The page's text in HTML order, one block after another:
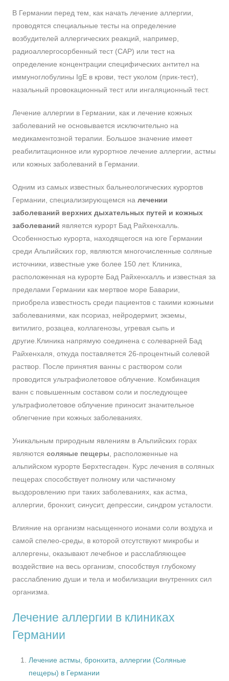
В Германии перед тем, как начать лечение аллергии,
проводятся специальные тесты на определение
возбудителей аллергических реакций, например,
радиоаллергосорбенный тест (САР) или тест на
определение концентрации специфических антител на
иммуноглобулины IgE в крови, тест уколом (прик-тест),
назальный провокационный тест или ингаляционный тест.
Лечение аллергии в Германии, как и лечение кожных
заболеваний не основывается исключительно на
медикаментозной терапии. Большое значение имеет
реабилитационное или курортное лечение аллергии, астмы
или кожных заболеваний в Германии.
Одним из самых известных бальнеологических курортов
Германии, специализирующемся на лечении
заболеваний верхних дыхательных путей и кожных
заболеваний является курорт Бад Райхенхалль.
Особенностью курорта, находящегося на юге Германии
среди Альпийских гор, являются многочисленные соляные
источники, известные уже более 150 лет. Клиника,
расположенная на курорте Бад Райхенхалль и известная за
пределами Германии как мертвое море Баварии,
приобрела известность среди пациентов с такими кожными
заболеваниями, как псориаз, нейродермит, экземы,
витилиго, розацеа, коллагенозы, угревая сыпь и
другие.Клиника напрямую соединена с солеварней Бад
Райхенхаля, откуда поставляется 26-процентный солевой
раствор. После принятия ванны с раствором соли
проводится ультрафиолетовое облучение. Комбинация
ванн с повышенным составом соли и последующее
ультрафиолетовое облучение приносит значительное
облегчение при кожных заболеваниях.
Уникальным природным явлениям в Альпийских горах
являются соляные пещеры , расположенные на
альпийском курорте Берхтесгаден. Курс лечения в соляных
пещерах способствует полному или частичному
выздоровлению при таких заболеваниях, как астма,
аллергии, бронхит, синусит, депрессии, синдром усталости.
Влияние на организм насыщенного ионами соли воздуха и
самой спелео-среды, в которой отсутствуют микробы и
аллергены, оказывают лечебное и расслабляющее
воздействие на весь организм, способствуя глубокому
расслаблению души и тела и мобилизации внутренних сил
организма.
Лечение аллергии в клиниках
Германии
Лечение астмы, бронхита, аллергии (Соляные
пещеры) в Германии